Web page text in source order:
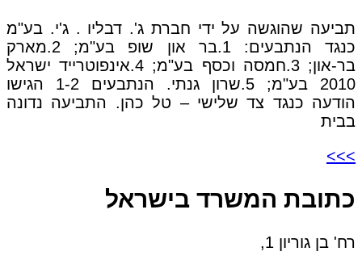
תביעה שהוגשה על ידי חברת ג'. דבליו . ג'י. בע"מ
כנגד הנתבעים: 1.בר און שופ בע"מ; 2.מארק
בר-און; 3.חמסה וכסף בע"מ; 4.אינפוטרייד ישראל
2010 בע"מ; 5.שרון גנתי. הנתבעים 1-2 הגישו
הודעה כנגד צד שלישי – טל כהן. התביעה נדונה
בבית
>>>
כתובת המשרד בישראל
רח' בן גוריון 1,